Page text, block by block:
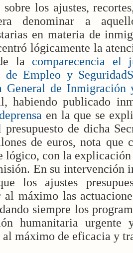
los ajustes,
denominar a
en materia de
lógicamente la
la comparecencia
de Empleo y
General de Inmigración
habiendo publicado
en la que se
de dicha
de euros, nota que
lógico, con la
En su intervención
los ajustes
al máximo las
siempre los
humanitaria
al máximo de eficacia y